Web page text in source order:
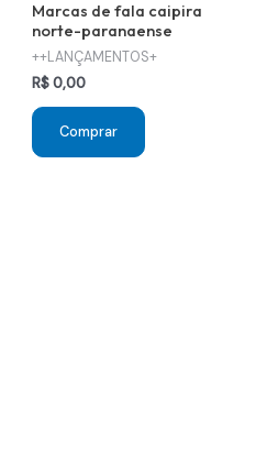
Marcas de fala caipira
norte-paranaense
++LANÇAMENTOS+
R$0,00
Comprar